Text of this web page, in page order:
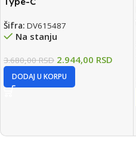
Led Panel difuzno svetlo sa
tripodom
Na stanju
6.750,00RSD 5.850,00